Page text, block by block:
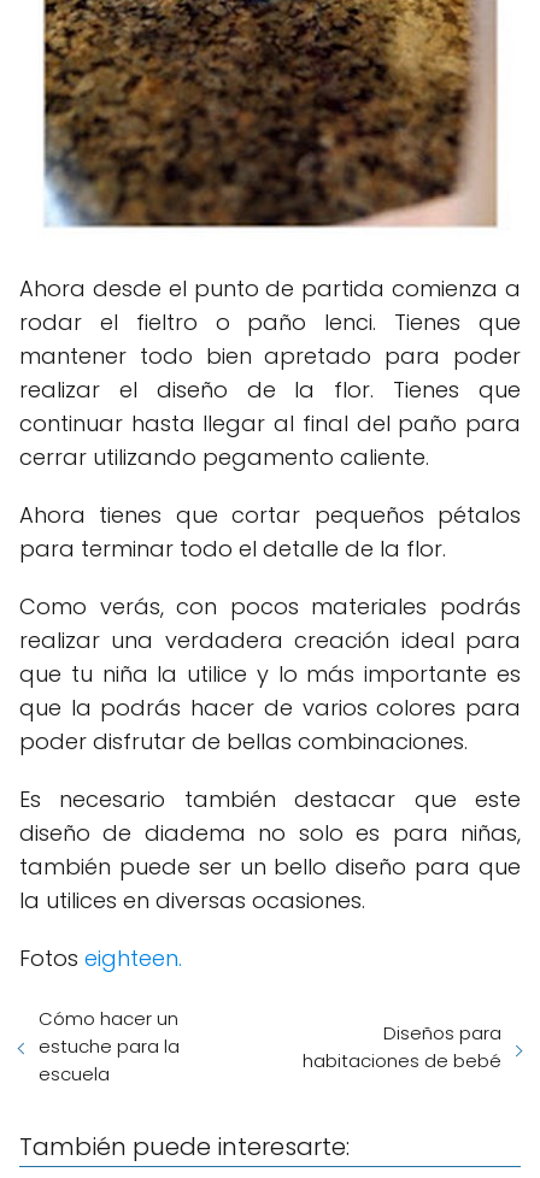
Ahora desde el punto de partida comienza a
rodar el fieltro o paño lenci. Tienes que
mantener todo bien apretado para poder
realizar el diseño de la flor. Tienes que
continuar hasta llegar al final del paño para
cerrar utilizando pegamento caliente.
Ahora tienes que cortar pequeños pétalos
para terminar todo el detalle de la flor.
Como verás, con pocos materiales podrás
realizar una verdadera creación ideal para
que tu niña la utilice y lo más importante es
que la podrás hacer de varios colores para
poder disfrutar de bellas combinaciones.
Es necesario también destacar que este
diseño de diadema no solo es para niñas,
también puede ser un bello diseño para que
la utilices en diversas ocasiones.
Fotos eighteen.
Cómo hacer un
estuche para la
escuela
Diseños para
habitaciones de bebé
También puede interesarte: